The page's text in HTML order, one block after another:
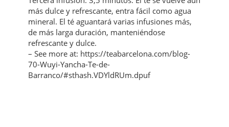
más dulce y refrescante, entra fácil como agua
mineral. El té aguantará varias infusiones más,
de más larga duración, manteniéndose
refrescante y dulce.
– See more at: https://teabarcelona.com/blog-
70-Wuyi-Yancha-Te-de-
Barranco/#sthash.VDYldRUm.dpuf